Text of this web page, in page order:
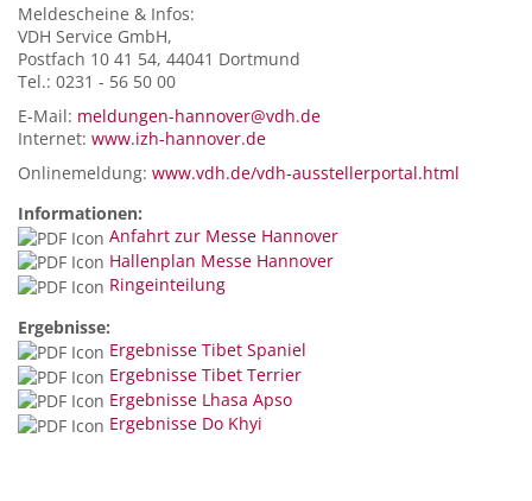
Meldescheine & Infos:
VDH Service GmbH,
Postfach 10 41 54, 44041 Dortmund
Tel.: 0231 - 56 50 00
E-Mail: meldungen-hannover@vdh.de
Internet: www.izh-hannover.de
Onlinemeldung: www.vdh.de/vdh-ausstellerportal.html
Informationen:
Anfahrt zur Messe Hannover
Hallenplan Messe Hannover
Ringeinteilung
Ergebnisse:
Ergebnisse Tibet Spaniel
Ergebnisse Tibet Terrier
Ergebnisse Lhasa Apso
Ergebnisse Do Khyi